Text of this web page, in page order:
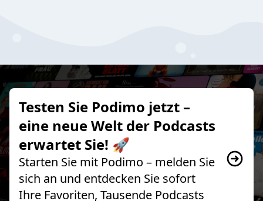
Testen Sie Podimo jetzt –
eine neue Welt der Podcasts
erwartet Sie! 🚀
Starten Sie mit Podimo – melden Sie
sich an und entdecken Sie sofort
Ihre Favoriten, Tausende Podcasts